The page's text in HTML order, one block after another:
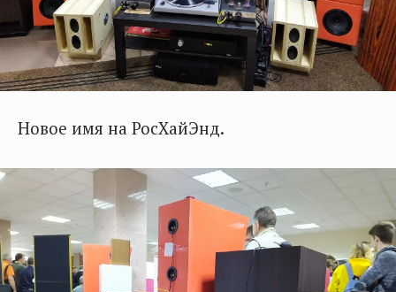
Новое имя на РосХайЭнд.